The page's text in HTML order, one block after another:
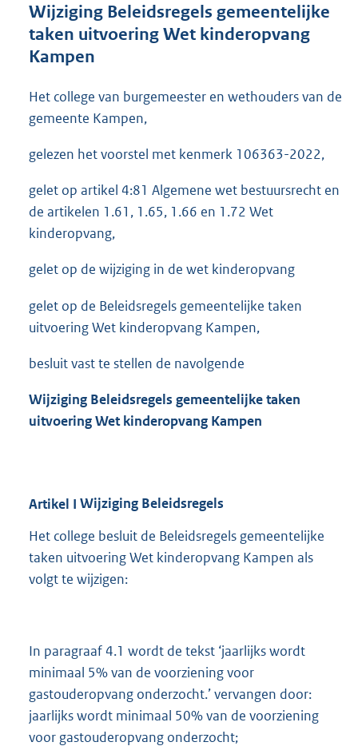
o
o
3
b
Wijziging Beleidsregels gemeentelijke
taken uitvoering Wet kinderopvang
Kampen
Het college van burgemeester en wethouders van de
gemeente Kampen,
gelezen het voorstel met kenmerk 106363-2022,
gelet op artikel 4:81 Algemene wet bestuursrecht en
de artikelen 1.61, 1.65, 1.66 en 1.72 Wet
kinderopvang,
gelet op de wijziging in de wet kinderopvang
gelet op de Beleidsregels gemeentelijke taken
uitvoering Wet kinderopvang Kampen,
besluit vast te stellen de navolgende
Wijziging Beleidsregels gemeentelijke taken
uitvoering Wet kinderopvang Kampen
Artikel I Wijziging Beleidsregels
Het college besluit de Beleidsregels gemeentelijke
taken uitvoering Wet kinderopvang Kampen als
volgt te wijzigen:
In paragraaf 4.1 wordt de tekst ‘jaarlijks wordt
minimaal 5% van de voorziening voor
gastouderopvang onderzocht.’ vervangen door:
jaarlijks wordt minimaal 50% van de voorziening
voor gastouderopvang onderzocht;